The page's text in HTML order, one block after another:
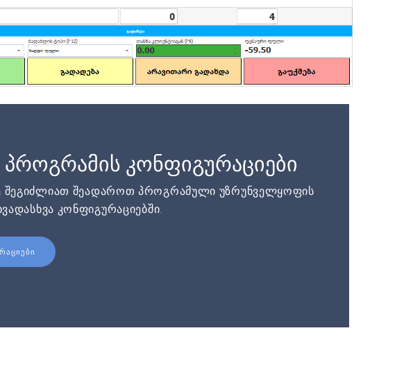
კონფიგურაციები
შეგიძლიათ შეადაროთ პროგრამული უზრუნველყოფის
კონფიგურაციებში.